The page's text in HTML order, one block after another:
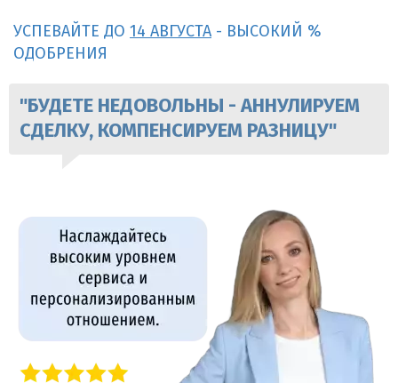
УСПЕВАЙТЕ ДО 14 АВГУСТА - ВЫСОКИЙ %
ОДОБРЕНИЯ
"БУДЕТЕ НЕДОВОЛЬНЫ - АННУЛИРУЕМ
СДЕЛКУ, КОМПЕНСИРУЕМ РАЗНИЦУ"